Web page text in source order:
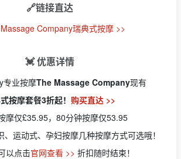
🔗链接直达
Company瑞典式按摩 >>
💓 优惠详情
专业按摩The Massage Company现有
按摩套餐3折起！ 购买直达 >>
摩仅£35.95，80分钟按摩仅53.95
、运动式、孕妇按摩几种按摩方式可选哦！
以点击官网查看 >> 折扣随时结束！